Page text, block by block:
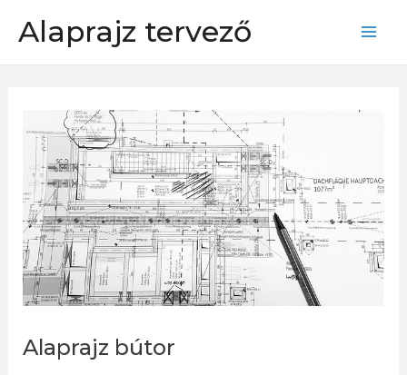
Alaprajz tervező
Alaprajz bútor